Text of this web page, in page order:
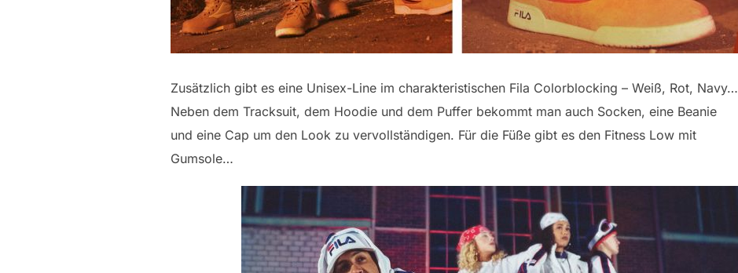
Zusätzlich gibt es eine Unisex-Line im charakteristischen Fila Colorblocking – Weiß, Rot, Navy…
Neben dem Tracksuit, dem Hoodie und dem Puffer bekommt man auch Socken, eine Beanie
und eine Cap um den Look zu vervollständigen. Für die Füße gibt es den Fitness Low mit
Gumsole…